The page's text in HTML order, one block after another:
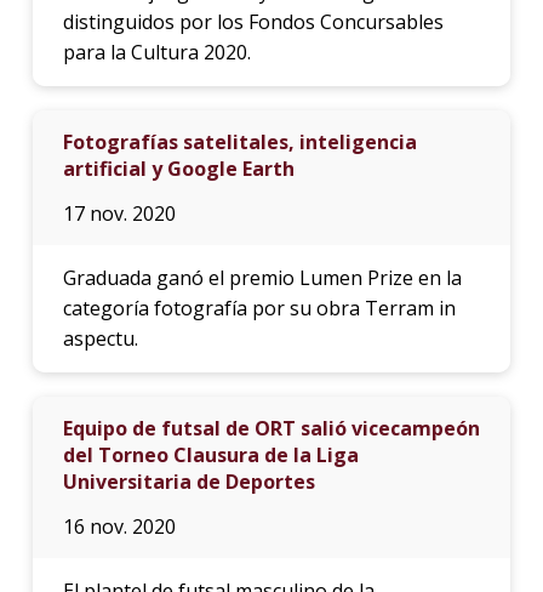
distinguidos por los Fondos Concursables
para la Cultura 2020.
Fotografías satelitales, inteligencia
artificial y Google Earth
17 nov. 2020
Graduada ganó el premio Lumen Prize en la
categoría fotografía por su obra Terram in
aspectu.
Equipo de futsal de ORT salió vicecampeón
del Torneo Clausura de la Liga
Universitaria de Deportes
16 nov. 2020